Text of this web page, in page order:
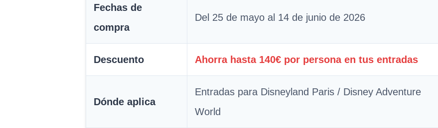
Fechas de
compra
Del 25 de mayo al 14 de junio de 2026
Descuento Ahorra hasta 140€ por persona en tus entradas
Dónde aplica
Entradas para Disneyland Paris / Disney Adventure
World